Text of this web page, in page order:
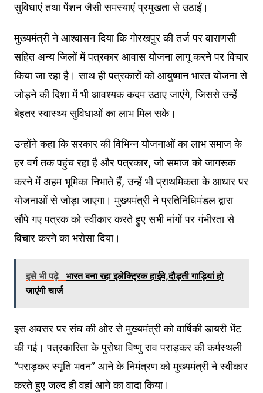
सुविधाएं तथा पेंशन जैसी समस्याएं प्रमुखता से उठाईं।
मुख्यमंत्री ने आश्वासन दिया कि गोरखपुर की तर्ज पर वाराणसी
सहित अन्य जिलों में पत्रकार आवास योजना लागू करने पर विचार
किया जा रहा है। साथ ही पत्रकारों को आयुष्मान भारत योजना से
जोड़ने की दिशा में भी आवश्यक कदम उठाए जाएंगे, जिससे उन्हें
बेहतर स्वास्थ्य सुविधाओं का लाभ मिल सके।
उन्होंने कहा कि सरकार की विभिन्न योजनाओं का लाभ समाज के
हर वर्ग तक पहुंच रहा है और पत्रकार, जो समाज को जागरूक
करने में अहम भूमिका निभाते हैं, उन्हें भी प्राथमिकता के आधार पर
योजनाओं से जोड़ा जाएगा। मुख्यमंत्री ने प्रतिनिधिमंडल द्वारा
सौंपे गए पत्रक को स्वीकार करते हुए सभी मांगों पर गंभीरता से
विचार करने का भरोसा दिया।
इसे भी पढ़े भारत बना रहा इलेक्ट्रिक हाईवे,दौड़ती गाड़ियां हो
जाएंगी चार्ज
इस अवसर पर संघ की ओर से मुख्यमंत्री को वार्षिकी डायरी भेंट
की गई। पत्रकारिता के पुरोधा विष्णु राव पराड़कर की कर्मस्थली
“पराड़कर स्मृति भवन” आने के निमंत्रण को मुख्यमंत्री ने स्वीकार
करते हुए जल्द ही वहां आने का वादा किया।